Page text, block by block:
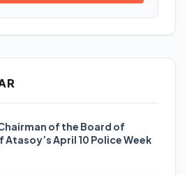
of the Board of
April 10 Police Week